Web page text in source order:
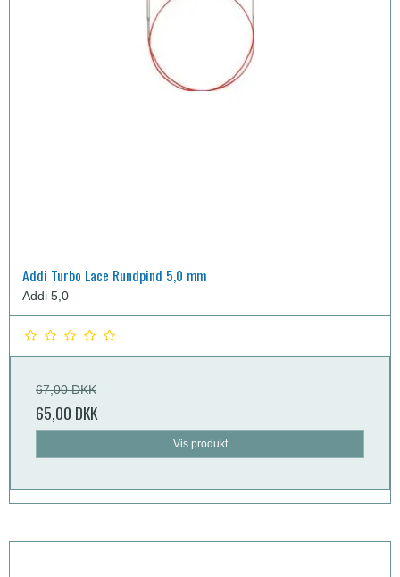
Addi Turbo Lace Rundpind 5,0 mm
Addi 5,0
67,00 DKK
65,00 DKK
Vis produkt